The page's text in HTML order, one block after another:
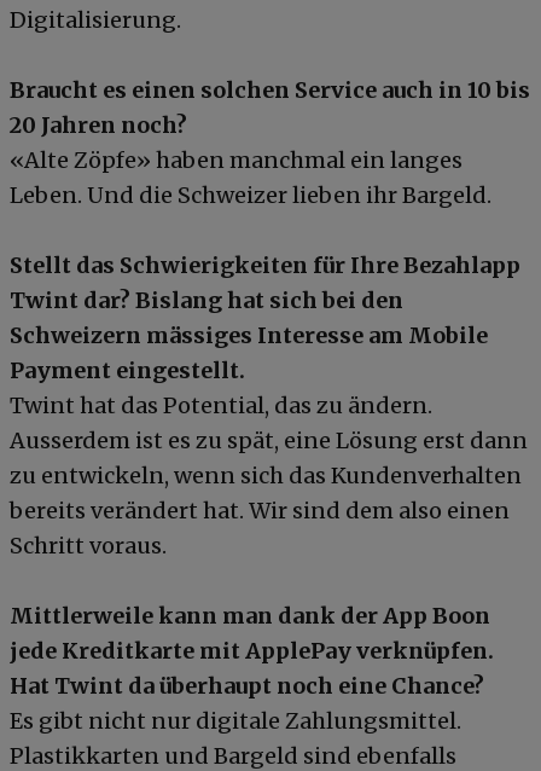
Digitalisierung.
Braucht es einen solchen Service auch in 10 bis
20 Jahren noch?
«Alte Zöpfe» haben manchmal ein langes
Leben. Und die Schweizer lieben ihr Bargeld.
Stellt das Schwierigkeiten für Ihre Bezahlapp
Twint dar? Bislang hat sich bei den
Schweizern mässiges Interesse am Mobile
Payment eingestellt.
Twint hat das Potential, das zu ändern.
Ausserdem ist es zu spät, eine Lösung erst dann
zu entwickeln, wenn sich das Kundenverhalten
bereits verändert hat. Wir sind dem also einen
Schritt voraus.
Mittlerweile kann man dank der App Boon
jede Kreditkarte mit ApplePay verknüpfen.
Hat Twint da überhaupt noch eine Chance?
Es gibt nicht nur digitale Zahlungsmittel.
Plastikkarten und Bargeld sind ebenfalls